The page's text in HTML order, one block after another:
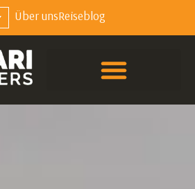
Über unsReiseblog